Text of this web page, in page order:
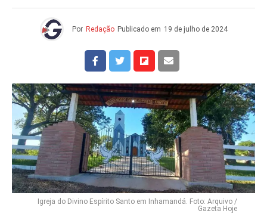
Por Redação Publicado em 19 de julho de 2024
Igreja do Divino Espírito Santo em Inhamandá. Foto: Arquivo /
Gazeta Hoje